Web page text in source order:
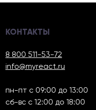
КОНТАКТЫ
8 800 511-53-72
info@myreact.ru
пн-пт с 09:00 до 13:00
сб-вс с 12:00 до 18:00